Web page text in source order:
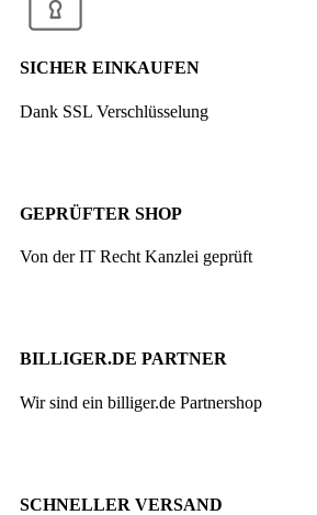
SICHER EINKAUFEN
Dank SSL Verschlüsselung
GEPRÜFTER SHOP
Von der IT Recht Kanzlei geprüft
BILLIGER.DE PARTNER
Wir sind ein billiger.de Partnershop
SCHNELLER VERSAND